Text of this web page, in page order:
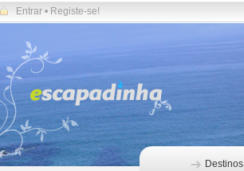
Entrar • Registe-se!
Destinos